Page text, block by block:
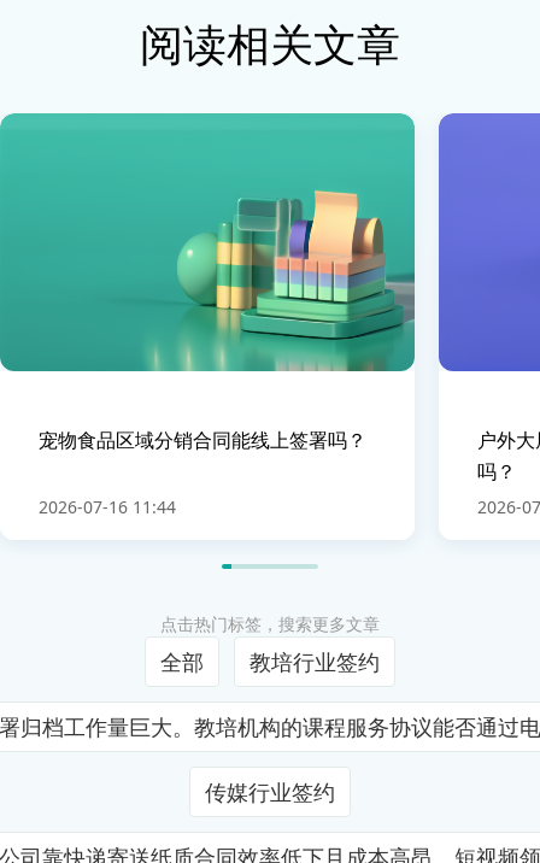
阅读相关文章
宠物食品区域分销合同能线上签署吗？
2026-07-16 11:44
户外
吗？
2026-
点击热门标签，搜索更多文章
全部 教培行业签约
归档工作量巨大。教培机构的课程服务协议能否通过
传媒行业签约
司靠快递寄送纸质合同效率低下且成本高昂。短视频